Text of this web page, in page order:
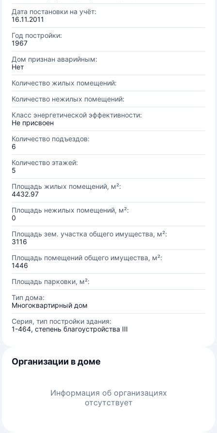
Дата постановки на учёт:
16.11.2011
Год постройки:
1967
Дом признан аварийным:
Нет
Количество жилых помещений:
Количество нежилых помещений:
Класс энергетической эффективности:
Не присвоен
Количество подъездов:
6
Количество этажей:
5
Площадь жилых помещений, м²:
4432.97
Площадь нежилых помещений, м²:
0
Площадь зем. участка общего имущества, м²:
3116
Площадь помещений общего имущества, м²:
1446
Площадь парковки, м²:
Тип дома:
Многоквартирный дом
Серия, тип постройки здания:
1-464, степень благоустройства III
Организации в доме
Информация об организациях
отсутствует